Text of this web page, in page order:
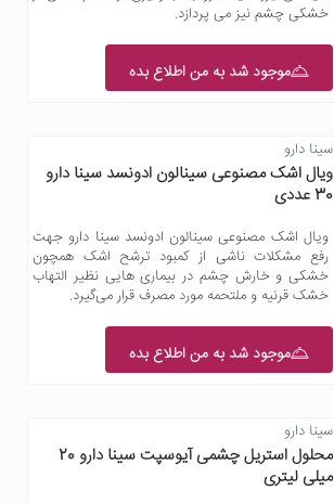
خشکی چشم نیز می پردازد.
موجود شد به من اطلاع بده
سینا دارو
ویال اشک مصنوعی سینالون ادونسد سینا دارو
30 عددی
ویال اشک مصنوعی سینالون ادونسد سینا دارو جهت
رفع مشکلات ناشی از کمبود ترشح اشک همچون
خشکی و خارش چشم در بیماری هایی نظیر التهاب
خشک قرنیه و ملتحمه مورد مصرف قرار می‌گیرد.
موجود شد به من اطلاع بده
سینا دارو
محلول استریل چشمی آیوسپت سینا دارو 20
میلی لیتری